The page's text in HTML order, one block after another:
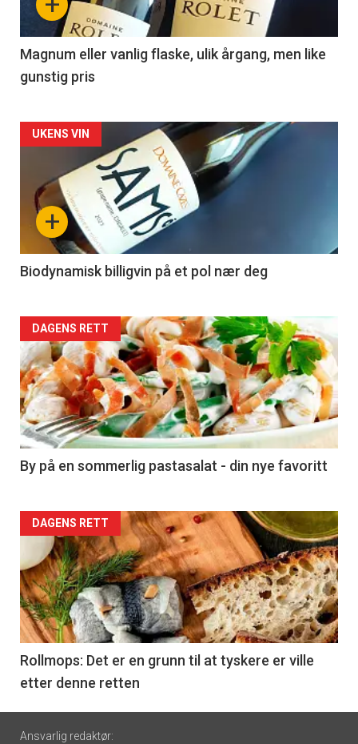
3
Magnum eller vanlig flaske, ulik årgang, men like
gunstig pris
Forsiden
akkurat
nå
4
+
UKENS VIN
Biodynamisk billigvin på et pol nær deg
Forsiden
akkurat
nå
-
5
DAGENS RETT
By på en sommerlig pastasalat - din nye favoritt
Forsiden
akkurat
nå
-
6
DAGENS RETT
Rollmops: Det er en grunn til at tyskere er ville
etter denne retten
Footer
Ansvarlig redaktør: